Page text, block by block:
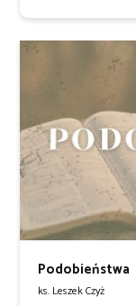
Podobieństwa
ks. Leszek Czyż